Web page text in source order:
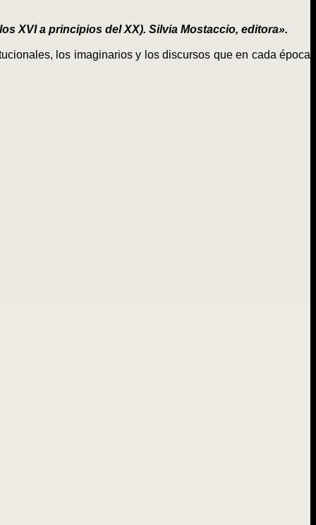
XVI a principios del XX). Silvia Mostaccio, editora».
los imaginarios y los discursos que en cada época